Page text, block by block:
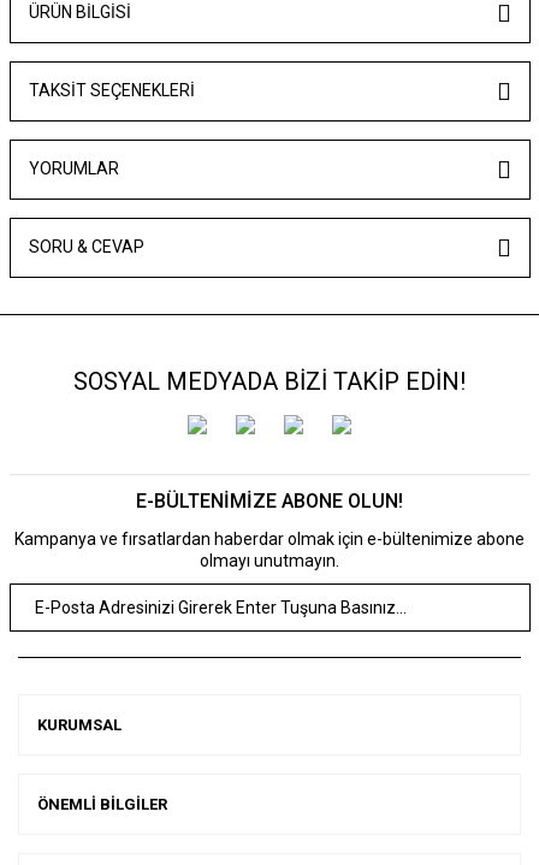
ÜRÜN BILGISI
TAKSIT SEÇENEKLERI
YORUMLAR
SORU & CEVAP
SOSYAL MEDYADA BİZİ TAKİP EDİN!
E-BÜLTENİMİZE ABONE OLUN!
Kampanya ve fırsatlardan haberdar olmak için e-bültenimize abone
olmayı unutmayın.
KURUMSAL
ÖNEMLİ BİLGİLER